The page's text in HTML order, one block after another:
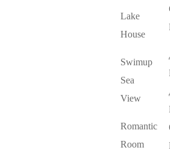
Lake
House
Swimup
Sea
View
Romantic
Room